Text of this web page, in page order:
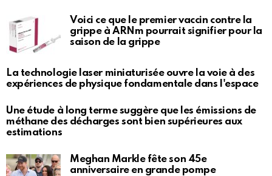
Voici ce que le premier vaccin contre la
grippe à ARNm pourrait signifier pour la
saison de la grippe
La technologie laser miniaturisée ouvre la voie à des
expériences de physique fondamentale dans l'espace
Une étude à long terme suggère que les émissions de
méthane des décharges sont bien supérieures aux
estimations
Meghan Markle fête son 45e
anniversaire en grande pompe